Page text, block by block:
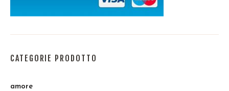
CATEGORIE PRODOTTO
amore